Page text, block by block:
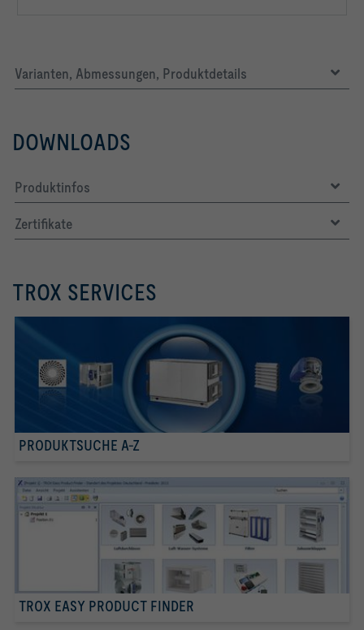
Varianten, Abmessungen, Produktdetails
DOWNLOADS
Produktinfos
Zertifikate
TROX SERVICES
PRODUKTSUCHE A-Z
TROX EASY PRODUCT FINDER